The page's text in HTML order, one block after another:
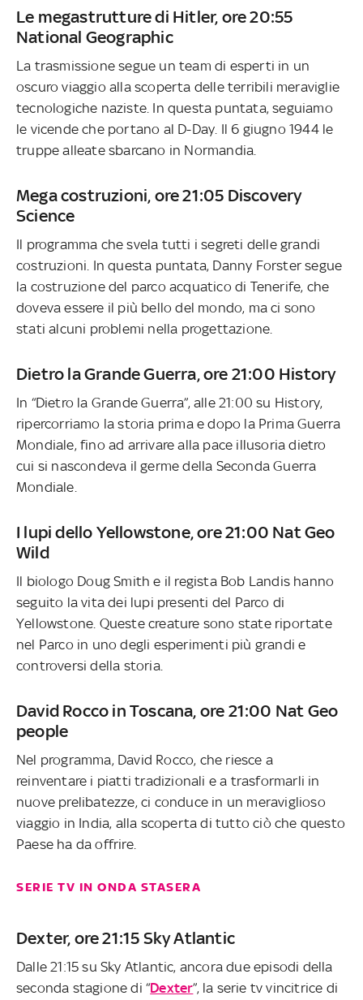
Le megastrutture di Hitler, ore 20:55
National Geographic
La trasmissione segue un team di esperti in un
oscuro viaggio alla scoperta delle terribili meraviglie
tecnologiche naziste. In questa puntata, seguiamo
le vicende che portano al D-Day. Il 6 giugno 1944 le
truppe alleate sbarcano in Normandia.
Mega costruzioni, ore 21:05 Discovery
Science
Il programma che svela tutti i segreti delle grandi
costruzioni. In questa puntata, Danny Forster segue
la costruzione del parco acquatico di Tenerife, che
doveva essere il più bello del mondo, ma ci sono
stati alcuni problemi nella progettazione.
Dietro la Grande Guerra, ore 21:00 History
In “Dietro la Grande Guerra”, alle 21:00 su History,
ripercorriamo la storia prima e dopo la Prima Guerra
Mondiale, fino ad arrivare alla pace illusoria dietro
cui si nascondeva il germe della Seconda Guerra
Mondiale.
I lupi dello Yellowstone, ore 21:00 Nat Geo
Wild
Il biologo Doug Smith e il regista Bob Landis hanno
seguito la vita dei lupi presenti del Parco di
Yellowstone. Queste creature sono state riportate
nel Parco in uno degli esperimenti più grandi e
controversi della storia.
David Rocco in Toscana, ore 21:00 Nat Geo
people
Nel programma, David Rocco, che riesce a
reinventare i piatti tradizionali e a trasformarli in
nuove prelibatezze, ci conduce in un meraviglioso
viaggio in India, alla scoperta di tutto ciò che questo
Paese ha da offrire.
SERIE TV IN ONDA STASERA
Dexter, ore 21:15 Sky Atlantic
Dalle 21:15 su Sky Atlantic, ancora due episodi della
seconda stagione di “Dexter”, la serie tv vincitrice di